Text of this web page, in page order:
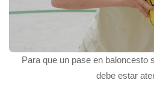
Para que un pase en baloncesto
debe estar